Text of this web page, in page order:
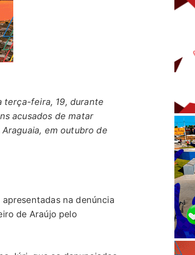
terça-feira, 19, durante
acusados de matar
em outubro de
na denúncia
de Araújo pelo